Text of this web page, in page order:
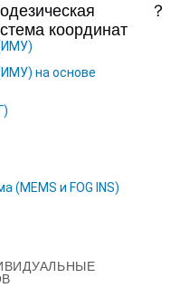
координат
？
на основе
(MEMS и FOG INS)